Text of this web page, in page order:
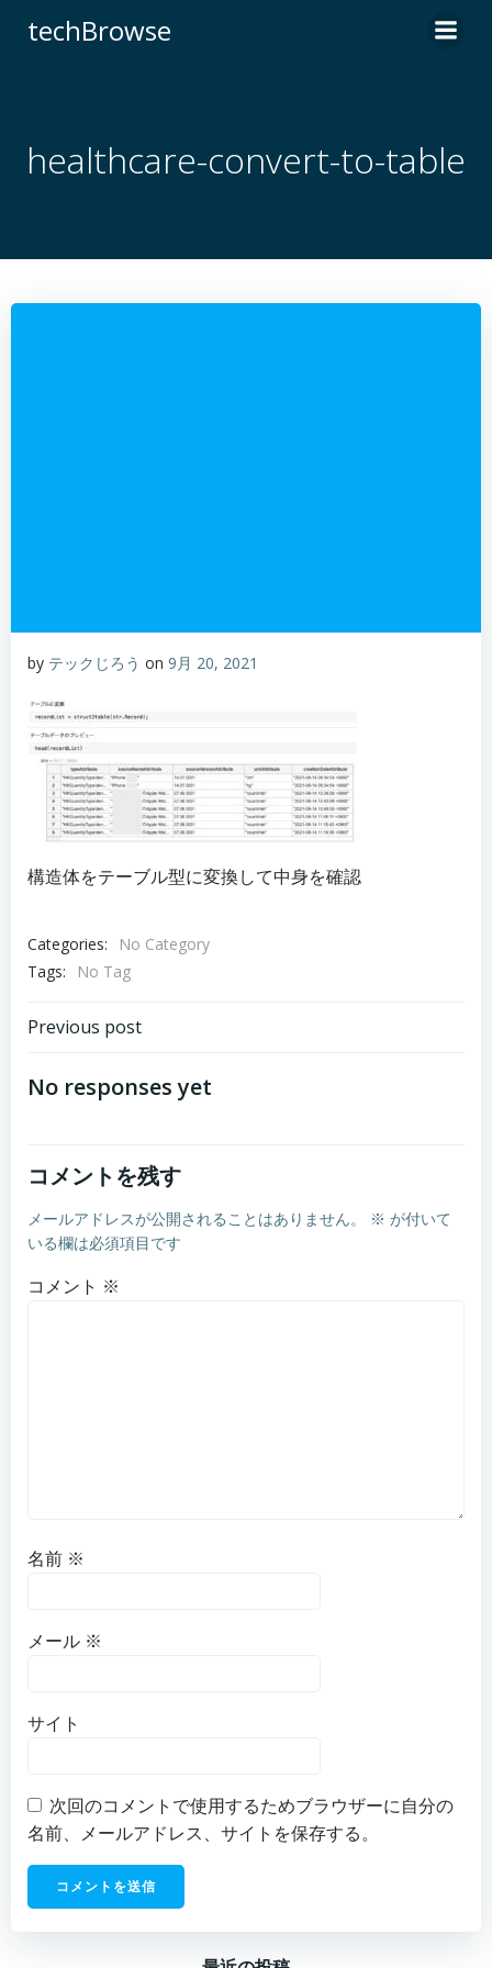
ス
techBrowse
healthcare-convert-to-table
by テックじろう on 9月 20, 2021
構造体をテーブル型に変換して中身を確認
Categories:
No Category
Tags:
No Tag
Post
Previous post
No responses yet
コメントを残す
メールアドレスが公開されることはありません。 ※ が付いて
いる欄は必須項目です
コメント ※
名前 ※
メール ※
サイト
次回のコメントで使用するためブラウザーに自分の
名前、メールアドレス、サイトを保存する。